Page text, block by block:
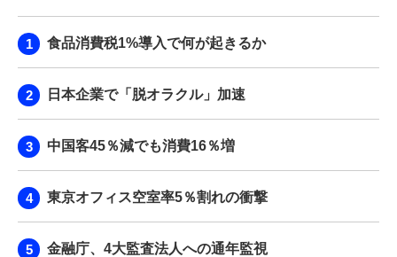
食品消費税1%導入で何が起きるか
日本企業で「脱オラクル」加速
中国客45％減でも消費16％増
東京オフィス空室率5％割れの衝撃
金融庁、4大監査法人への通年監視